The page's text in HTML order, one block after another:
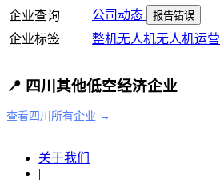
企业查询
公司动态 报告错误
企业标签 整机无人机无人机运营
📍 四川其他低空经济企业
查看四川所有企业 →
关于我们
|